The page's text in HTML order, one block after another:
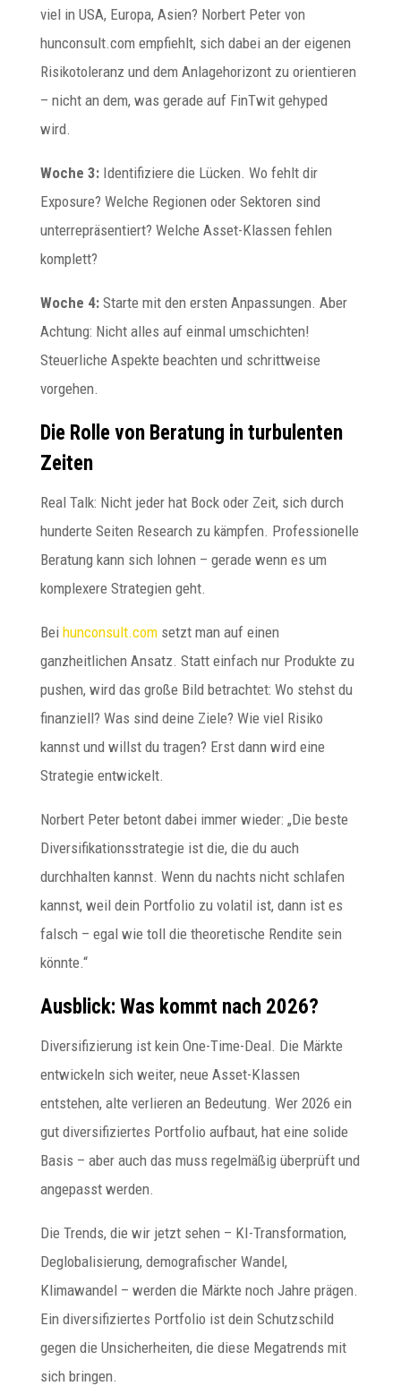
viel in USA, Europa, Asien? Norbert Peter von
hunconsult.com empfiehlt, sich dabei an der eigenen
Risikotoleranz und dem Anlagehorizont zu orientieren
– nicht an dem, was gerade auf FinTwit gehyped
wird.
Woche 3:Identifiziere die Lücken. Wo fehlt dir
Exposure? Welche Regionen oder Sektoren sind
unterrepräsentiert? Welche Asset-Klassen fehlen
komplett?
Woche 4:Starte mit den ersten Anpassungen. Aber
Achtung: Nicht alles auf einmal umschichten!
Steuerliche Aspekte beachten und schrittweise
vorgehen.
Die Rolle von Beratung in turbulenten
Zeiten
Real Talk: Nicht jeder hat Bock oder Zeit, sich durch
hunderte Seiten Research zu kämpfen. Professionelle
Beratung kann sich lohnen – gerade wenn es um
komplexere Strategien geht.
Bei hunconsult.comsetzt man auf einen
ganzheitlichen Ansatz. Statt einfach nur Produkte zu
pushen, wird das große Bild betrachtet: Wo stehst du
finanziell? Was sind deine Ziele? Wie viel Risiko
kannst und willst du tragen? Erst dann wird eine
Strategie entwickelt.
Norbert Peter betont dabei immer wieder: „Die beste
Diversifikationsstrategie ist die, die du auch
durchhalten kannst. Wenn du nachts nicht schlafen
kannst, weil dein Portfolio zu volatil ist, dann ist es
falsch – egal wie toll die theoretische Rendite sein
könnte.“
Ausblick: Was kommt nach 2026?
Diversifizierung ist kein One-Time-Deal. Die Märkte
entwickeln sich weiter, neue Asset-Klassen
entstehen, alte verlieren an Bedeutung. Wer 2026 ein
gut diversifiziertes Portfolio aufbaut, hat eine solide
Basis – aber auch das muss regelmäßig überprüft und
angepasst werden.
Die Trends, die wir jetzt sehen – KI-Transformation,
Deglobalisierung, demografischer Wandel,
Klimawandel – werden die Märkte noch Jahre prägen.
Ein diversifiziertes Portfolio ist dein Schutzschild
gegen die Unsicherheiten, die diese Megatrends mit
sich bringen.